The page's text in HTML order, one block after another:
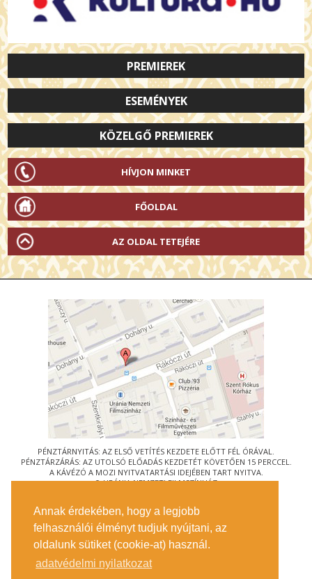
Annak érdekében, hogy a legjobb
felhasználói élményt tudjuk nyújtani, az
oldalunk sütiket (cookie-at) használ.
adatvédelmi nyilatkozat
PREMIEREK
ESEMÉNYEK
KÖZELGŐ PREMIEREK
HÍVJON MINKET
FŐOLDAL
AZ OLDAL TETEJÉRE
PÉNZTÁRNYITÁS: AZ ELSŐ VETÍTÉS KEZDETE ELŐTT FÉL ÓRÁVAL.
PÉNZTÁRZÁRÁS: AZ UTOLSÓ ELŐADÁS KEZDETÉT KÖVETŐEN 15 PERCCEL.
A KÁVÉZÓ A MOZI NYITVATARTÁSI IDEJÉBEN TART NYITVA.
© URÁNIA NEMZETI FILMSZÍNHÁZ
1088 BUDAPEST, RÁKÓCZI ÚT 21.
MEGKÖZELÍTÉS
JEGYINFORMÁCIÓ
ÍRJON NEKÜNK!
KÖZÉRDEKŰ ADATOK